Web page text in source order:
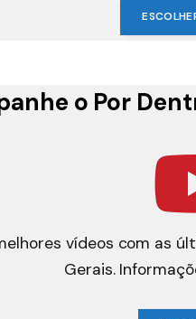
o Por
vídeos com as
Gerais.